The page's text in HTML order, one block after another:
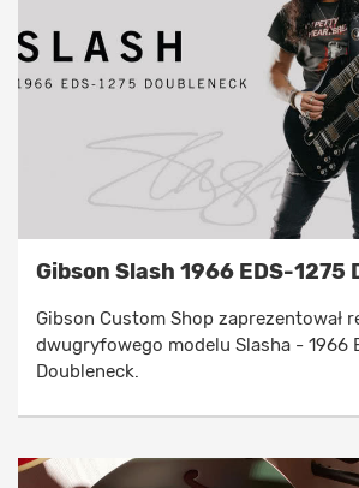
Gibson Slash 1966 EDS-1275
Gibson Custom Shop zaprezentował
dwugryfowego modelu Slasha - 1966
Doubleneck.